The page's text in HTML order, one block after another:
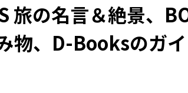
旅の名言＆絶景、
物、D-Booksのガ